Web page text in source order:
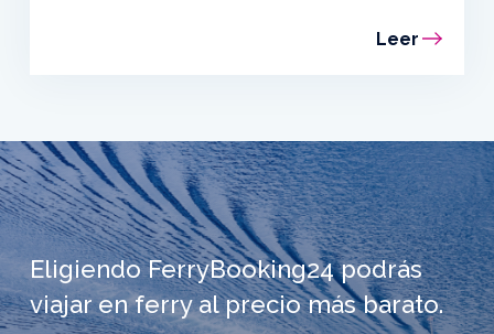
Leer
Eligiendo FerryBooking24 podrás
viajar en ferry al precio más barato.